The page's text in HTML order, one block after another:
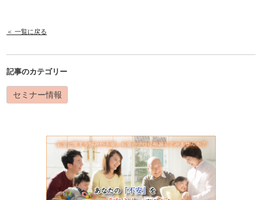
＜ 一覧に戻る
記事のカテゴリー
セミナー情報